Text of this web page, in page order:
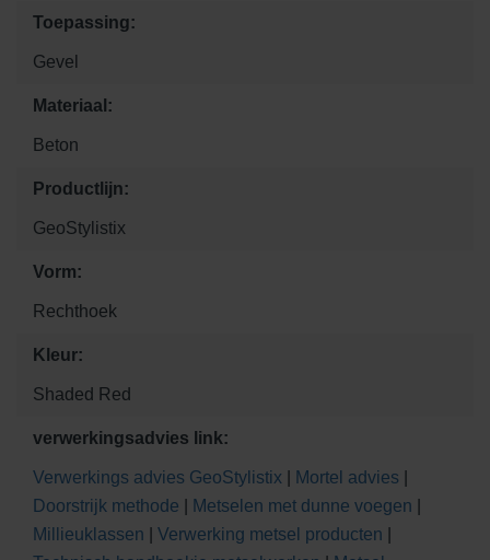
Toepassing:
Gevel
Materiaal:
Beton
Productlijn:
GeoStylistix
Vorm:
Rechthoek
Kleur:
Shaded Red
verwerkingsadvies link:
Verwerkings advies GeoStylistix Mortel advies
Doorstrijk methode
Metselen met dunne voegen
Millieuklassen
Verwerking metsel producten